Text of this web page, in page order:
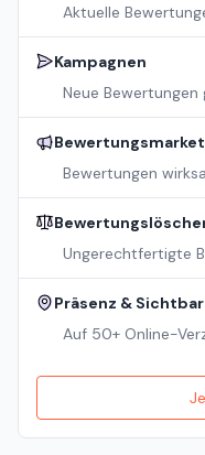
Aktuelle
Kampagnen
Neue
Bewertungen
Ungerechtfertigte
Präsenz &
Auf 50+ Online-